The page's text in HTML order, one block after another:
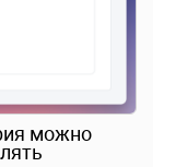
можно